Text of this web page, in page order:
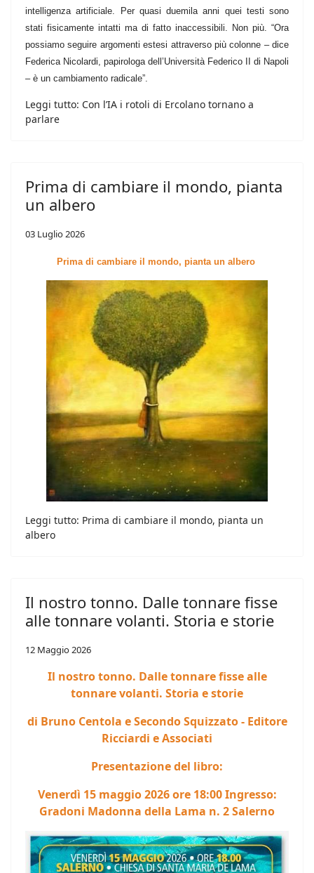
intelligenza artificiale. Per quasi duemila anni quei testi sono
stati fisicamente intatti ma di fatto inaccessibili. Non più. “Ora
possiamo seguire argomenti estesi attraverso più colonne – dice
Federica Nicolardi, papirologa dell’Università Federico II di Napoli
– è un cambiamento radicale”.
Leggi tutto: Con l’IA i rotoli di Ercolano tornano a
parlare
Prima di cambiare il mondo, pianta
un albero
03 Luglio 2026
Prima di cambiare il mondo, pianta un albero
Leggi tutto: Prima di cambiare il mondo, pianta un
albero
Il nostro tonno. Dalle tonnare fisse
alle tonnare volanti. Storia e storie
12 Maggio 2026
Il nostro tonno. Dalle tonnare fisse alle
tonnare volanti. Storia e storie
di Bruno Centola e Secondo Squizzato - Editore
Ricciardi e Associati
Presentazione del libro:
Venerdì 15 maggio 2026 ore 18:00 Ingresso:
Gradoni Madonna della Lama n. 2 Salerno